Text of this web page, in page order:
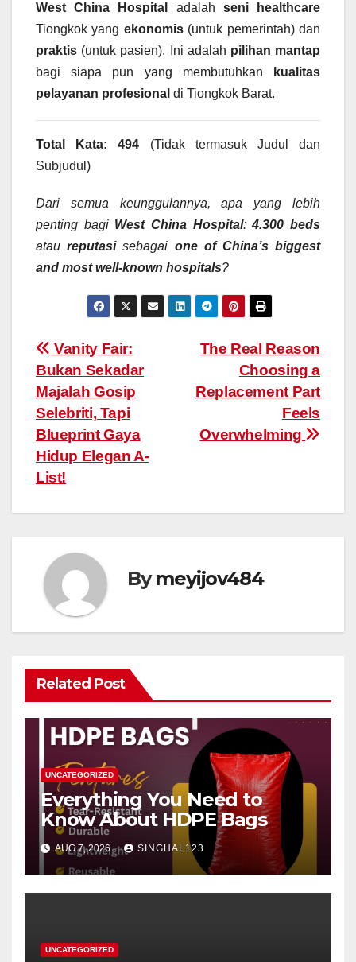
West China Hospital adalah seni
healthcare
Tiongkok yang ekonomis(untuk pemerintah) dan
praktis (untuk pasien). Ini adalah pilihan mantap
bagi siapa pun yang membutuhkan
kualitas
pelayanan profesional di Tiongkok Barat.
Total Kata: 494 (Tidak termasuk Judul dan
Subjudul)
Dari semua keunggulannya, apa yang lebih
penting bagi West China Hospital:4.300 beds
ataureputasisebagai one of China’s biggest
and most well-known hospitals?
Post
navigation
The Real Reason
Choosing a
Replacement Part
Feels
Overwhelming
Vanity Fair:
Bukan Sekadar
Majalah Gosip
Selebriti, Tapi
Blueprint Gaya
Hidup Elegan A-
List!
Bymeyijov484
Related Post
UNCATEGORIZED
Everything You Need to
Know About HDPE Bags
AUG 7, 2026 SINGHAL123
UNCATEGORIZED